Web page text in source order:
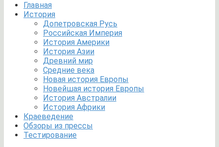
Главная
История
Допетровская Русь
Российская Империя
История Америки
История Азии
Древний мир
Средние века
Новая история Европы
Новейшая история Европы
История Австралии
История Африки
Краеведение
Обзоры из прессы
Тестирование